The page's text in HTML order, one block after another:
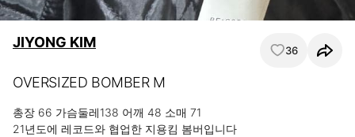
JIYONG KIM 36
OVERSIZED BOMBER M
총장 66 가슴둘레138 어깨 48 소매 71
21년도에 레코드와 협업한 지용킴 봄버입니다